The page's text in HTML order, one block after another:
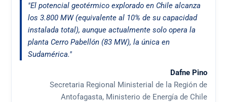
"El potencial geotérmico explorado en Chile alcanza
los 3.800 MW (equivalente al 10% de su capacidad
instalada total), aunque actualmente solo opera la
planta Cerro Pabellón (83 MW), la única en
Sudamérica."
Dafne Pino
Secretaria Regional Ministerial de la Región de
Antofagasta, Ministerio de Energía de Chile